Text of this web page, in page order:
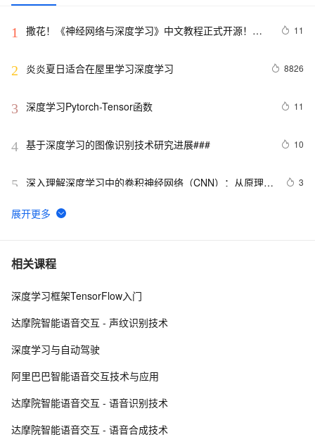
1
撒花！《神经网络与深度学习》中文教程正式开源！全
11
2 炎炎夏日适合在屋里学习深度学习 8826
3 深度学习Pytorch-Tensor函数 11
4 10
5 深入理解深度学习中的卷积神经网络（CNN）：从原理到
3
6 Python深度学习面试：CNN、RNN与Transformer详解
7 深度学习中的图像风格迁移技术探析
8 使用PyTorch解决多分类问题：构建、训练和评估深度学
10基于tensorflow深度学习的猫狗分类识别
相关课程
深度学习框架TensorFlow入门
达摩院智能语音交互 - 声纹识别技术
深度学习与自动驾驶
阿里巴巴智能语音交互技术与应用
达摩院智能语音交互 - 语音识别技术
达摩院智能语音交互 - 语音合成技术